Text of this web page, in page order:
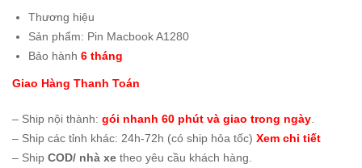
Thương hiệu
Sản phẩm: Pin Macbook A1280
Bảo hành 6 tháng
Giao Hàng Thanh Toán
– Ship nội thành: gói nhanh 60 phút và giao trong ngày
– Ship các tỉnh khác: 24h-72h (có ship hỏa tốc) Xem chi tiết
– Ship COD/ nhà xe theo yêu cầu khách hàng.